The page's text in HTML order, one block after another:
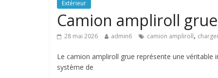
Extérieur
Camion ampliroll
28 mai 2026 admin6 camion ampliroll,
Le camion ampliroll grue représente une
système de